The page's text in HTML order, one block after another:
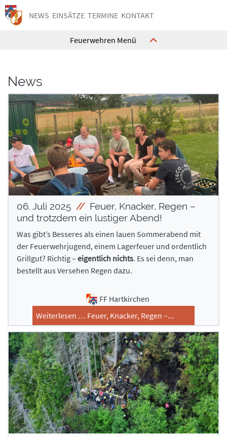
NEWS EINSÄTZE TERMINE KONTAKT
Feuerwehren Menü
Kommando
Ausrüstung
Feuerwehrhaus
Mannschaft
Geschichte
Interne Termine
Jugend
Kontakt
Ausrüstung
Feuerwehrhaus
Mannschaft
Geschichte
Interne Termine
Jugend
Kontakt
Kommando
Ausrüstung
Feuerwehrhaus
Jugend
Kontakt
Kommando
Ausrüstung
Feuerwehrhaus
Interne Termine
Kontakt
News
06. Juli 2025
Feuer, Knacker, Regen –
und trotzdem ein lustiger Abend!
Was gibt’s Besseres als einen lauen Sommerabend mit
der Feuerwehrjugend, einem Lagerfeuer und ordentlich
Grillgut? Richtig – eigentlich nichts. Es sei denn, man
bestellt aus Versehen Regen dazu.
FF Hartkirchen
Weiterlesen … Feuer, Knacker, Regen –...